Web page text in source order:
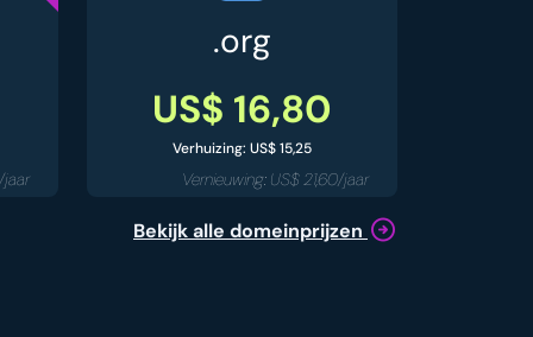
jaar
.org
US$ 16,80
Verhuizing: US$ 15,25
Vernieuwing: US$ 21,60/jaar
Bekijk alle domeinprijzen